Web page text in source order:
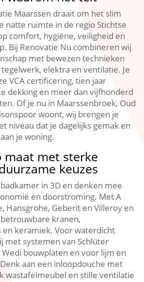
Maarssen draait om het slim
natte ruimte in de regio Stichtse
comfort, hygiëne, veiligheid en
Bij Renovatie Nu combineren wij
met bewezen technieken
elektra en ventilatie.​ Je
VCA certificering, tien jaar
dekking en meer dan vijfhonderd
Of je nu in Maarssenbroek, Oud
woont, wij brengen je
niveau dat je dagelijks gemak en
je woning.​
maat met sterke
keuzes
in 3D en denken mee
en doorstroming.​ Met A
Hansgrohe, Geberit en Villeroy en
kranen,
keramiek.​ Voor waterdicht
met systemen van Schlüter
Wedi bouwplaten en voor lijm en
aan een inloopdouche met
wastafelmeubel en stille ventilatie